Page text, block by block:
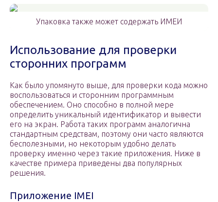
Упаковка также может содержать ИМЕИ
Использование для проверки
сторонних программ
Как было упомянуто выше, для проверки кода можно
воспользоваться и сторонним программным
обеспечением. Оно способно в полной мере
определить уникальный идентификатор и вывести
его на экран. Работа таких программ аналогична
стандартным средствам, поэтому они часто являются
бесполезными, но некоторым удобно делать
проверку именно через такие приложения. Ниже в
качестве примера приведены два популярных
решения.
Приложение IMEI